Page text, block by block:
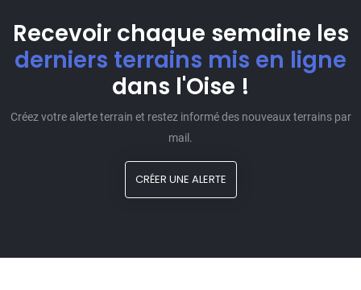
Recevoir chaque semaine les
derniers terrains mis en ligne
dans l'Oise !
Créez votre alerte terrain et restez informé des nouveaux terrains par
mail.
CRÉER UNE ALERTE